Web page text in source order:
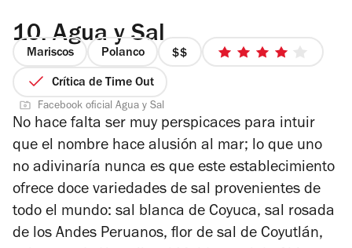
10. Agua y Sal
Mariscos Polanco
precio
4
4
estrellas
Crítica de Time Out
Facebook oficial Agua y Sal
No hace falta ser muy perspicaces para intuir
que el nombre hace alusión al mar; lo que uno
no adivinaría nunca es que este establecimiento
ofrece doce variedades de sal provenientes de
todo el mundo: sal blanca de Coyuca, sal rosada
de los Andes Peruanos, flor de sal de Coyutlán,